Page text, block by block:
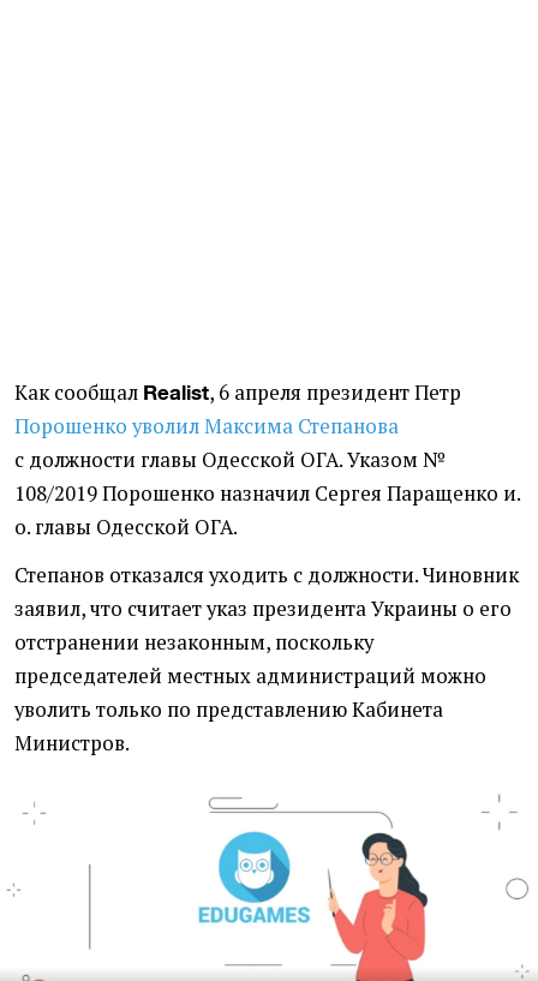
Как сообщал Realist, 6 апреля президент Петр
Порошенко уволил Максима Степанова
с должности главы Одесской ОГА. Указом №
108/2019 Порошенко назначил Сергея Паращенко и.
о. главы Одесской ОГА.
Степанов отказался уходить с должности. Чиновник
заявил, что считает указ президента Украины о его
отстранении незаконным, поскольку
председателей местных администраций можно
уволить только по представлению Кабинета
Министров.